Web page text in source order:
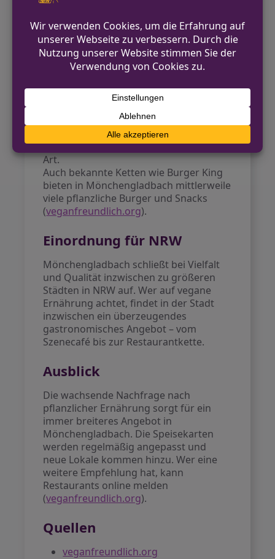
Hintergrund
Die vegane Gastronomie in
Mönchengladbach entwickelt sich stetig
auch Lokale im Stadtteil Rheydt zu den
Restaurantbesuch lohnt sich ein Halt im
denn’s Biomarkt in der Prinzenstraße –
ein Paradies für vegane Einkäufe aller
Art.
Auch bekannte Ketten wie Burger King
bieten in Mönchengladbach mittlerweile
viele pflanzliche Burger und Snacks
(veganfreundlich.org).
Einordnung für NRW
Mönchengladbach schließt bei Vielfalt
und Qualität inzwischen zu größeren
Städten in NRW auf. Wer auf vegane
Ernährung achtet, findet in der Stadt
inzwischen ein überzeugendes
gastronomisches Angebot – vom
Szenecafé bis zur Restaurantkette.
Ausblick
Die wachsende Nachfrage nach
pflanzlicher Ernährung sorgt für ein
immer breiteres Angebot in
Mönchengladbach. Die Speisekarten
werden regelmäßig angepasst und
neue Lokale kommen hinzu. Wer eine
weitere Empfehlung hat, kann
Restaurants online melden
(veganfreundlich.org).
Quellen
veganfreundlich.org